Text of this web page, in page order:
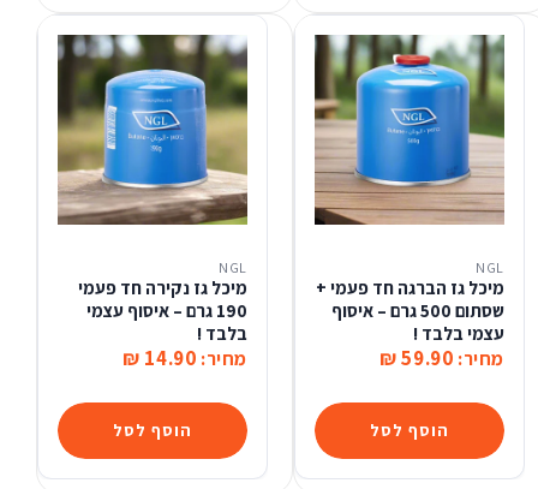
הוסף לסל
NGL
מיכל גז הברגה חד פעמי +
שסתום 500 גרם – איסוף
עצמי בלבד !
מחיר: 59.90 ₪
הוסף לסל
NGL
מיכל גז נקירה חד פעמי
190 גרם – איסוף עצמי
בלבד !
מחיר: 14.90 ₪